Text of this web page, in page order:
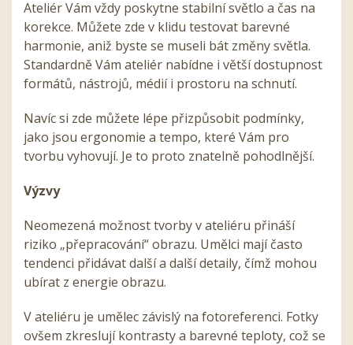
Ateliér Vám vždy poskytne stabilní světlo a čas na
korekce. Můžete zde v klidu testovat barevné
harmonie, aniž byste se museli bát změny světla.
Standardně Vám ateliér nabídne i větší dostupnost
formátů, nástrojů, médií i prostoru na schnutí.
Navíc si zde můžete lépe přizpůsobit podmínky,
jako jsou ergonomie a tempo, které Vám pro
tvorbu vyhovují. Je to proto znatelně pohodlnější.
Výzvy
Neomezená možnost tvorby v ateliéru přináší
riziko „přepracování“ obrazu. Umělci mají často
tendenci přidávat další a další detaily, čímž mohou
ubírat z energie obrazu.
V ateliéru je umělec závislý na fotoreferenci. Fotky
ovšem zkreslují kontrasty a barevné teploty, což se